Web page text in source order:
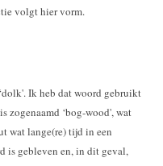
volgt hier vorm.
Ik heb dat woord gebruikt
zogenaamd ‘bog-wood', wat
wat lange(re) tijd in een
is gebleven en, in dit geval,